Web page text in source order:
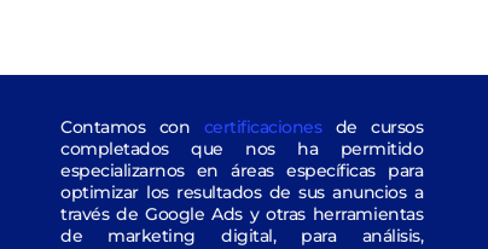
Contamos con certificacionesde cursos
completados que nos ha permitido
especializarnos en áreas específicas para
optimizar los resultados de sus anuncios a
través de Google Ads y otras herramientas
de marketing digital, para análisis,